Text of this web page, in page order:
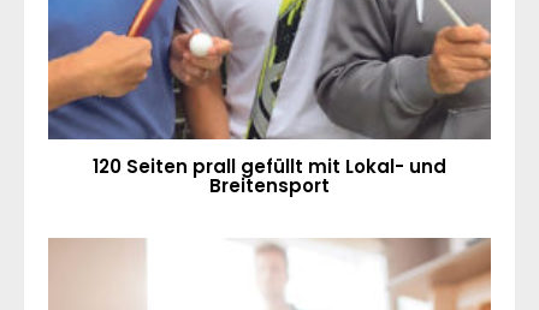
120 Seiten prall gefüllt mit Lokal- und
Breitensport